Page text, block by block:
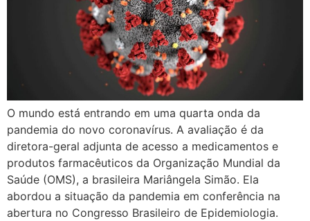
O mundo está entrando em uma quarta onda da
pandemia do novo coronavírus. A avaliação é da
diretora-geral adjunta de acesso a medicamentos e
produtos farmacêuticos da Organização Mundial da
Saúde (OMS), a brasileira Mariângela Simão. Ela
abordou a situação da pandemia em conferência na
abertura no Congresso Brasileiro de Epidemiologia.